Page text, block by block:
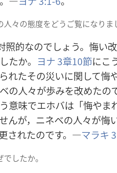
々の態度をどうご覧になりま
照的なのでしょう。悔い
たか。 ヨナ 3章10節にこ
れたその災いに関して悔
の人々が歩みを改めたの
意味でエホバは「悔やま
んが，ニネベの人々が悔
されたのです。―マラキ
したか。